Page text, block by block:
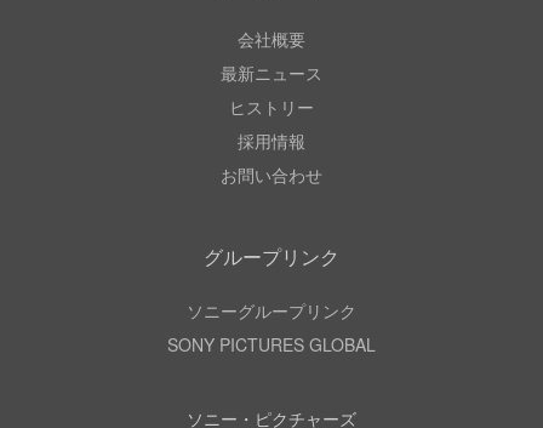
会社概要
最新ニュース
ヒストリー
採用情報
お問い合わせ
グループリンク
ソニーグループリンク
SONY PICTURES GLOBAL
ソニー・ピクチャーズ